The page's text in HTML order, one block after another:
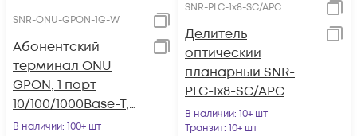
SNR-ONU-GPON-1G-W
Абонентский
терминал ONU
GPON, 1 порт
10/100/1000Base-T,
WiFi
В наличии: 100+ шт
SNR-PLC-1x8-SC/APC
Делитель
оптический
планарный SNR-
PLC-1x8-SC/APC
В наличии: 10+ шт
Транзит: 10+ шт